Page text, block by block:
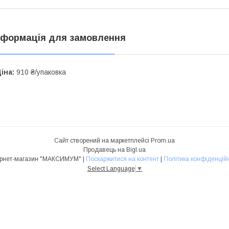
для замовлення
910 ₴/упаковка
Сайт створений на маркетплейсі Prom.ua
Продавець на Bigl.ua
Поскаржитися на контент
Політика
Select Language ▼